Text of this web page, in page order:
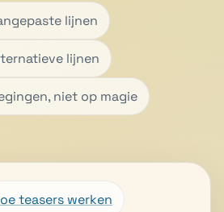
lijnen
lijnen
niet op magie
teasers werken